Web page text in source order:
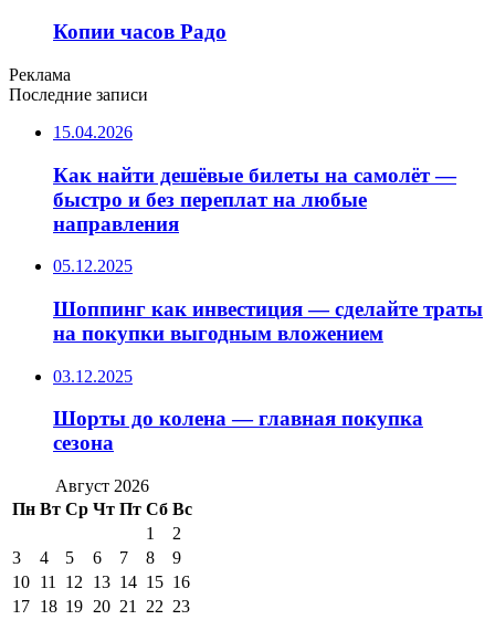
Копии часов Радо
Реклама
Последние записи
15.04.2026
Как найти дешёвые билеты на самолёт —
быстро и без переплат на любые
направления
05.12.2025
Шоппинг как инвестиция — сделайте траты
на покупки выгодным вложением
03.12.2025
Шорты до колена — главная покупка
сезона
Август 2026
Пн Вт Ср Чт Пт Сб Вс
1
2
3
4 5 6 7 8
9
10 11 12 13 14 15 16
17 18 19 20 21 22 23